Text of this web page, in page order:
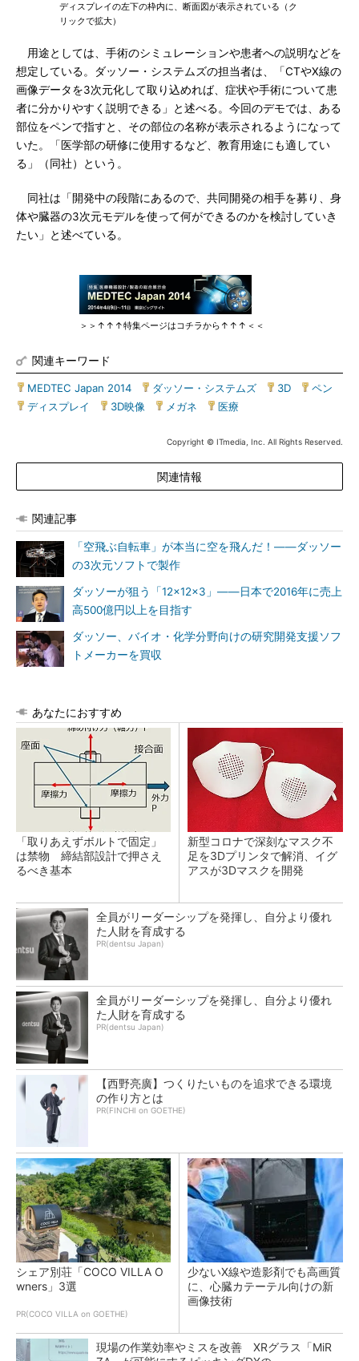
ディスプレイの左下の枠内に、断面図が表示されている（ク
リックで拡大）
用途としては、手術のシミュレーションや患者への説明などを
想定している。ダッソー・システムズの担当者は、「CTやX線の
画像データを3次元化して取り込めれば、症状や手術について患
者に分かりやすく説明できる」と述べる。今回のデモでは、ある
部位をペンで指すと、その部位の名称が表示されるようになって
いた。「医学部の研修に使用するなど、教育用途にも適してい
る」（同社）という。
同社は「開発中の段階にあるので、共同開発の相手を募り、身
体や臓器の3次元モデルを使って何ができるのかを検討していき
たい」と述べている。
＞＞↑↑↑特集ページはコチラから↑↑↑＜＜
関連キーワード
MEDTEC Japan 2014 ダッソー・システムズ 3D ペン
ディスプレイ
3D映像 メガネ 医療
Copyright © ITmedia, Inc. All Rights Reserved.
関連情報
関連記事
「空飛ぶ自転車」が本当に空を飛んだ！――ダッソー
の3次元ソフトで製作
ダッソーが狙う「12×12×3」――日本で2016年に売上
高500億円以上を目指す
ダッソー、バイオ・化学分野向けの研究開発支援ソフ
トメーカーを買収
あなたにおすすめ
「取りあえずボルトで固定」
は禁物 締結部設計で押さえ
るべき基本
新型コロナで深刻なマスク不
足を3Dプリンタで解消、イグ
アスが3Dマスクを開発
全員がリーダーシップを発揮し、自分より優れ
た人財を育成する
PR(dentsu Japan)
全員がリーダーシップを発揮し、自分より優れ
た人財を育成する
PR(dentsu Japan)
【西野亮廣】つくりたいものを追求できる環境
の作り方とは
PR(FINCHI on GOETHE)
シェア別荘「COCO VILLA O
wners」3選
PR(COCO VILLA on GOETHE)
少ないX線や造影剤でも高画質
に、心臓カテーテル向けの新
画像技術
現場の作業効率やミスを改善 XRグラス「MiR